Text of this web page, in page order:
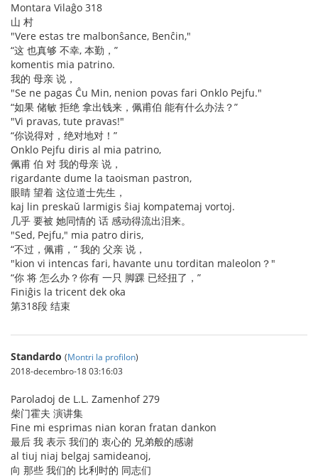
Montara Vilaĝo 318
山 村
"Vere estas tre malbonŝance, Benĉin,"
“这 也真够 不幸, 本勤，”
komentis mia patrino.
我的 母亲 说，
"Se ne pagas Ĉu Min, nenion povas fari Onklo Pejfu."
“如果 储敏 拒绝 拿出钱来，佩甫伯 能有什么办法？”
"Vi pravas, tute pravas!"
“你说得对，绝对地对！”
Onklo Pejfu diris al mia patrino,
佩甫 伯 对 我的母亲 说，
rigardante dume la taoisman pastron,
眼睛 望着 这位道士先生，
kaj lin preskaŭ larmigis ŝiaj kompatemaj vortoj.
几乎 要被 她同情的 话 感动得流出泪来。
"Sed, Pejfu," mia patro diris,
“不过，佩甫，” 我的 父亲 说，
"kion vi intencas fari, havante unu torditan maleolon？"
“你 将 怎么办？你有 一只 脚踝 已经扭了，”
Finiĝis la tricent dek oka
第318段 结束
Standardo (Montri la profilon)
2018-decembro-18 03:16:03
Paroladoj de L.L. Zamenhof 279
柴门霍夫 演讲集
Fine mi esprimas nian koran fratan dankon
最后 我 表示 我们的 衷心的 兄弟般的感谢
al tiuj niaj belgaj samideanoj,
向 那些 我们的 比利时的 同志们